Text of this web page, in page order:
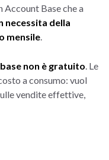
Account Base che a
necessita della
mensile
non è gratuito . Le
a consumo: vuol
vendite effettive,